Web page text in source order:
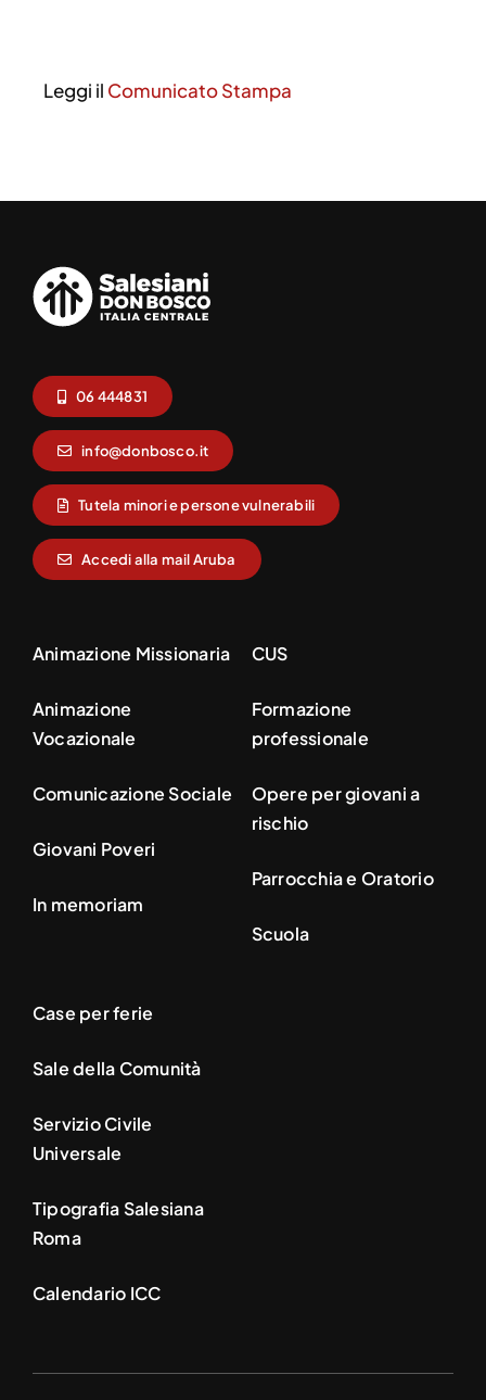
Leggi il Comunicato Stampa
06 444831
info@donbosco.it
Tutela minori e persone vulnerabili
Accedi alla mail Aruba
Animazione Missionaria
Animazione
Vocazionale
Comunicazione Sociale
Giovani Poveri
In memoriam
CUS
Formazione
professionale
Opere per giovani a
rischio
Parrocchia e Oratorio
Scuola
Case per ferie
Sale della Comunità
Servizio Civile
Universale
Tipografia Salesiana
Roma
Calendario ICC